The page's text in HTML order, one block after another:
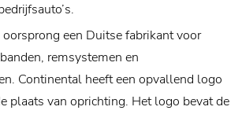
een Duitse fabrikant voor
remsystemen en
Continental heeft een opvallend logo
plaats van oprichting. Het logo bevat de